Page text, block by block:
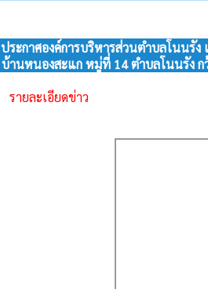
ประกาศองค์การบริหารส่วนตำบลโนนรัง
บ้านหนองสะแก หมู่ที่ 14 ตำบลโนนรัง ก
รายละเอียดข่าว